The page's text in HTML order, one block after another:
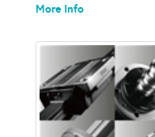
More Info